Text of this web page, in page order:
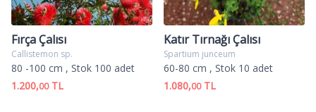
Fırça Çalısı
Callistemon sp.
80 -100 cm , Stok 100 adet
1.200,00TL
Katır Tırnağı Çalısı
Spartium junceum
60-80 cm , Stok 10 adet
1.080,00TL